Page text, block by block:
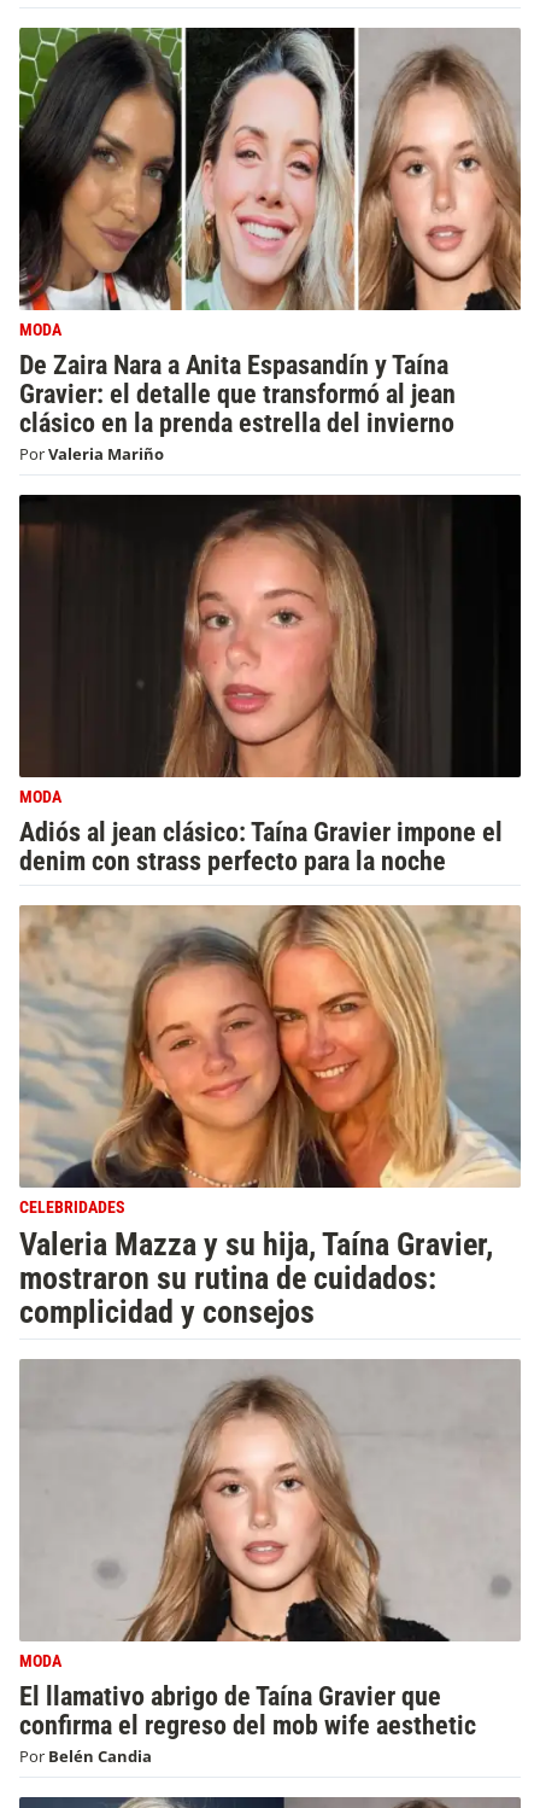
MODA
De Zaira Nara a Anita Espasandín y Taína
Gravier: el detalle que transformó al jean
clásico en la prenda estrella del invierno
PorValeria Mariño
MODA
Adiós al jean clásico: Taína Gravier impone el
denim con strass perfecto para la noche
CELEBRIDADES
Valeria Mazza y su hija, Taína Gravier,
mostraron su rutina de cuidados:
complicidad y consejos
MODA
El llamativo abrigo de Taína Gravier que
confirma el regreso del mob wife aesthetic
Por Belén Candia